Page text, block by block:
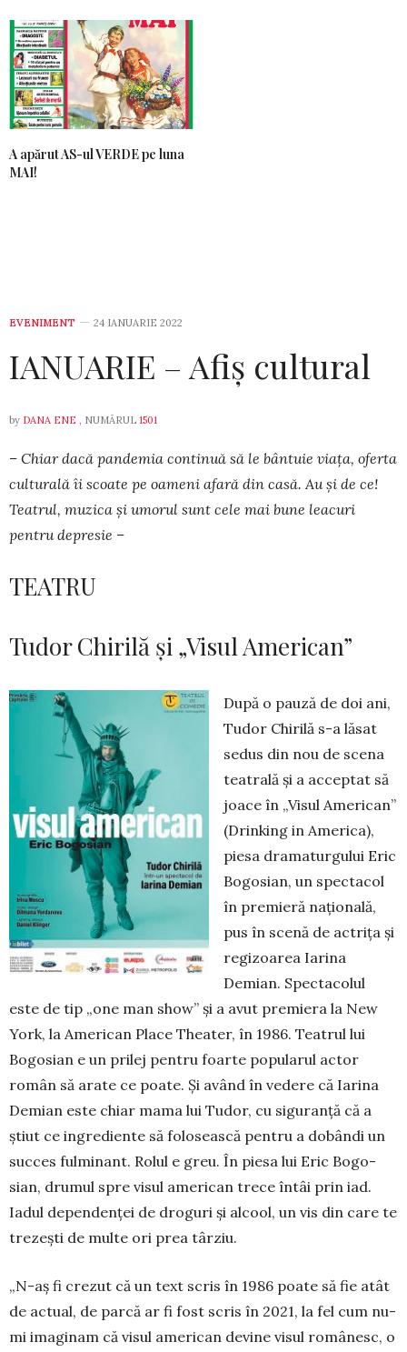
A apărut AS-ul VERDE pe luna
MAI!
EVENIMENT 24 IANUARIE 2022
IANUARIE – Afiș cultural
by DANA ENE , NUMĂRUL 1501
– Chiar dacă pandemia continuă să le bântuie viața, oferta
culturală îi scoate pe oameni afară din casă. Au și de ce!
Teatrul, muzica și umorul sunt cele mai bune leacuri
pentru depresie –
TEATRU
Tudor Chirilă și „Visul American”
După o pauză de doi ani,
Tudor Chirilă s-a lăsat
sedus din nou de scena
teatrală şi a acceptat să
joace în „Visul Ame­rican”
(Drinking in America),
piesa dramatur­gului Eric
Bogosian, un spectacol
în premieră națională,
pus în scenă de ac­trița și
regizoarea Iarina
Demian. Spec­tacolul
este de tip „one man show” și a avut premie­ra la New
York, la American Place Thea­ter, în 1986. Tea­trul lui
Bogo­sian e un prilej pentru foarte popu­larul actor
român să arate ce poate. Și având în vedere că Iarina
Demian este chiar mama lui Tudor, cu sigu­ranță că a
știut ce ingrediente să fo­losească pentru a dobândi un
succes fulminant. Rolul e greu. În pie­sa lui Eric Bogo­
sian, drumul spre visul ameri­can trece întâi prin iad.
Iadul dependenței de droguri și al­cool, un vis din care te
tre­zești de multe ori prea târ­ziu.
„N-aș fi crezut că un text scris în 1986 poate să fie atât
de actual, de parcă ar fi fost scris în 2021, la fel cum nu-
mi imaginam că visul american de­vine visul românesc, o